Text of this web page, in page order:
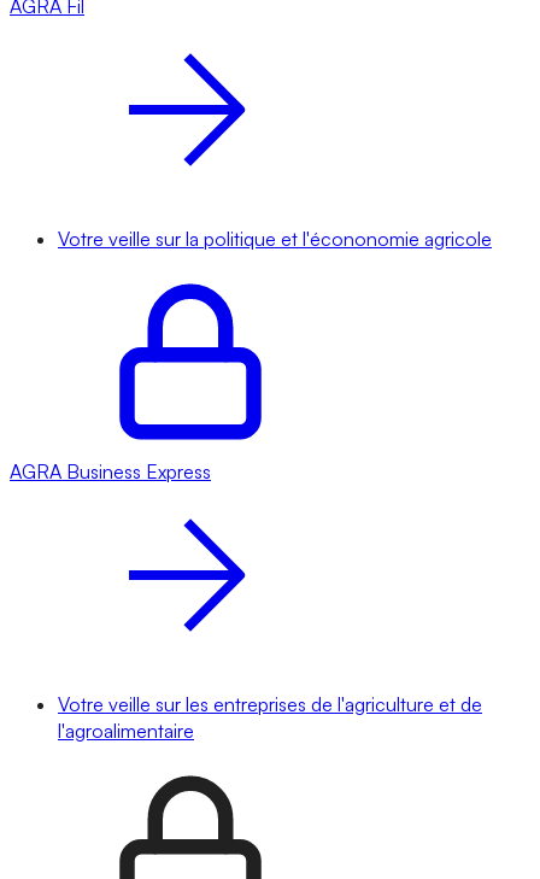
AGRA Fil
Votre veille sur la politique et l'écononomie agricole
AGRA Business Express
Votre veille sur les entreprises de l'agriculture et de
l'agroalimentaire